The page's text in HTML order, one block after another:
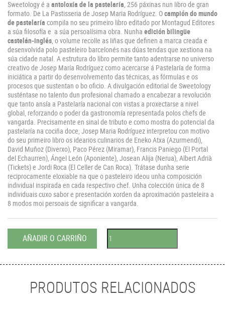
Sweetology é a antoloxía de la pastelaría, 256 páxinas nun libro de gran
formato. De La Pastisseria de Josep Maria Rodríguez. Ocampión do mundo
de pastelaría compila no seu primeiro libro editado por Montagud Editores
a súa filosofía e a súa persoalísima obra. Nunha edición bilingüe
castelán-inglés, o volume recolle as liñas que definen a marca creada e
desenvolvida polo pasteleiro barcelonés nas dúas tendas que xestiona na
súa cidade natal. A estrutura do libro permite tanto adentrarse no universo
creativo de Josep María Rodríguez como acercarse á Pastelaría de forma
iniciática a partir do desenvolvemento das técnicas, as fórmulas e os
procesos que sustentan o bo oficio. A divulgación editorial de Sweetology
susténtase no talento dun profesional chamado a encabezar a revolución
que tanto ansía a Pastelaría nacional con vistas a proxectarse a nivel
global, reforzando o poder da gastronomía representada polos chefs de
vangarda. Precisamente en sinal de tributo e como mostra do potencial da
pastelaría na cociña doce, Josep Maria Rodríguez interpretou con motivo
do seu primeiro libro os idearios culinarios de Eneko Atxa (Azurmendi),
David Muñoz (Diverxo), Paco Pérez (Miramar), Francis Paniego (El Portal
del Echaurren), Ángel León (Aponiente), Josean Alija (Nerua), Albert Adrià
(Tickets) e Jordi Roca (El Celler de Can Roca). Trátase dunha serie
reciprocamente eloxiable na que o pasteleiro ideou unha composición
individual inspirada en cada respectivo chef. Unha colección única de 8
individuais cuxo sabor e presentación xorden da aproximación pasteleira a
8 modos moi persoais de significar a vangarda.
AÑADIR O CARRIÑO
PRODUTOS RELACIONADOS